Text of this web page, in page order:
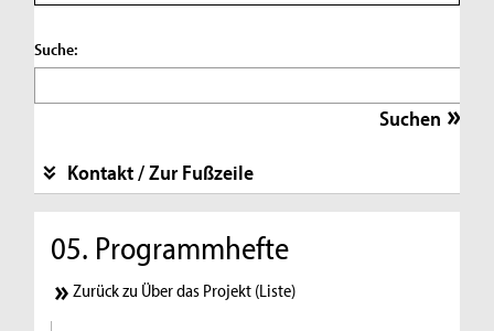
Suche:
Kontakt / Zur Fußzeile
05. Programmhefte
Zurück zu Über das Projekt (Liste)